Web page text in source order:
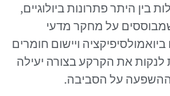
בין היתר פתרונות ביולוגיים,
שמבוססים על מחקר מדעי
ויישום חומרים
לנקות את הקרקע בצורה יעילה
על הסביבה.